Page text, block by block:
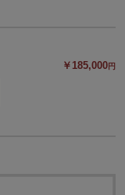
￥185,000円